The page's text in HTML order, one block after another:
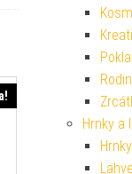
Hrnky a